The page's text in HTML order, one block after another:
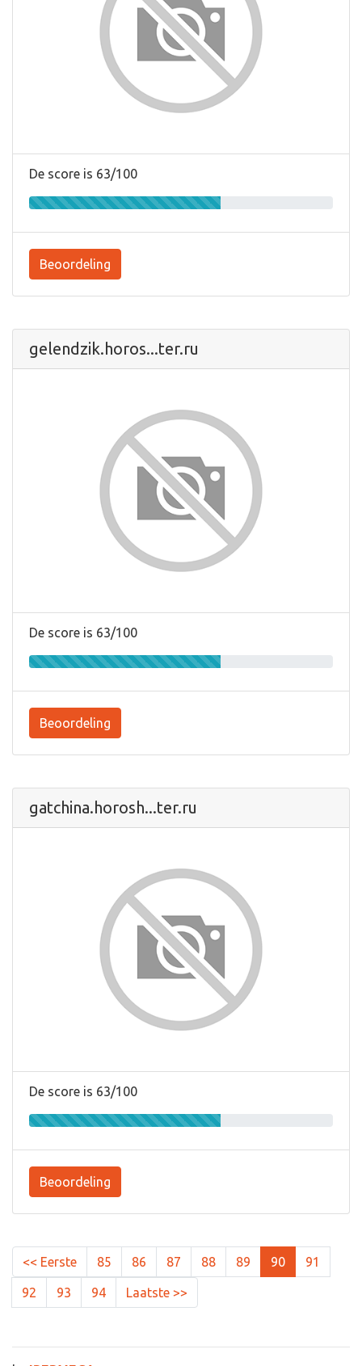
De score is 63/100
Beoordeling
gelendzik.horos...ter.ru
De score is 63/100
Beoordeling
gatchina.horosh...ter.ru
De score is 63/100
Beoordeling
<< Eerste 85 86 87 88 89 90 91
92 93 94 Laatste >>